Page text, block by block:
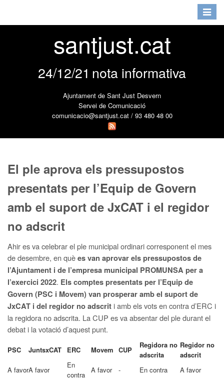
Toggle
santjust.cat
24/12/21 nota informativa
Ajuntament de Sant Just Desvern
Servei de Comunicació
comunicacio@santjust.cat / 93 480 48 00
El ple aprova els pressupostos
presentats per l’Equip de Govern
amb el suport de JxCAT i el regidor
no adscrit
Ahir es va celebrar el ple municipal ordinari corresponent el mes
de desembre, en quèes van aprovar els pressupostos de
l’Ajuntament i de l’empresa municipal PROMUNSA per a
l’exercici 2022. Els comptes presentats per l’Equip de
Govern (PSC i Movem) van prosperar amb el suport de
JxCAT i del regidor no adscrit i amb els vots en contra d’ERC i
la regidora no adscrita. La CUP es va absentar del ple durant el
debat i la votació d’aquest punt.
PSC JuntsxCAT ERC Movem CUP
Regidora no
adscrita
Regidor no
adscrit
A favorA favor
En
contra
A favor - En contra A favor